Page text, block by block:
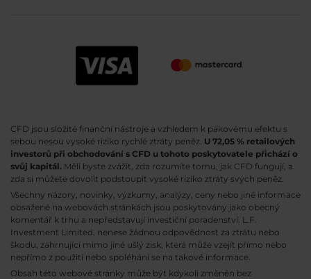
CFD jsou složité finanční nástroje a vzhledem k pákovému efektu s
sebou nesou vysoké riziko rychlé ztráty peněz. U 72,05 % retailových
investorů při obchodování s CFD u tohoto poskytovatele přichází o
svůj kapitál. Měli byste zvážit, zda rozumíte tomu, jak CFD fungují, a
zda si můžete dovolit podstoupit vysoké riziko ztráty svých peněz.
Všechny názory, novinky, výzkumy, analýzy, ceny nebo jiné informace
obsažené na webovách stránkách jsou poskytovány jako obecný
komentář k trhu a nepředstavují investiční poradenství. L.F.
Investment Limited. nenese žádnou odpovědnost za ztrátu nebo
škodu, zahrnující mimo jiné ušlý zisk, která může vzejít přímo nebo
nepřímo z použití nebo spoléhání se na takové informace.
Obsah této webové stránky může být kdykoli změněn bez